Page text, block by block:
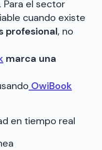
Para el sector
cuando existe
profesional, no
marca una
OwiBook
en tiempo real